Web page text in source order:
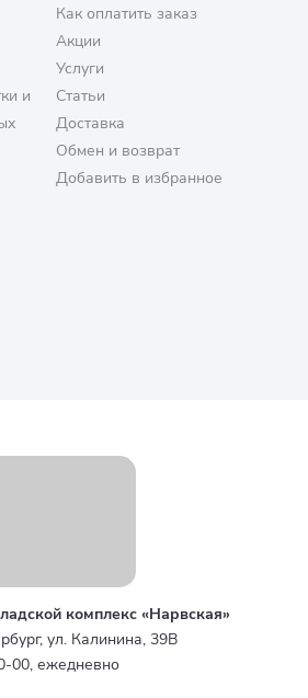
и
Как оплатить заказ
Акции
Услуги
Статьи
Доставка
Обмен и возврат
Добавить в избранное
комплекс «Нарвская»
ул. Калинина, 39В
00, ежедневно